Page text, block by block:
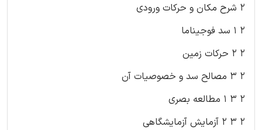
۲ شرح مکان و حرکات ورودی
۲ ۱ سد فوجیناما
۲ ۲ حرکات زمین
۲ ۳ مصالح سد و خصوصیات آن
۲ ۳ ۱ مطالعه بصری
۲ ۳ ۲ آزمایش آزمایشگاهی